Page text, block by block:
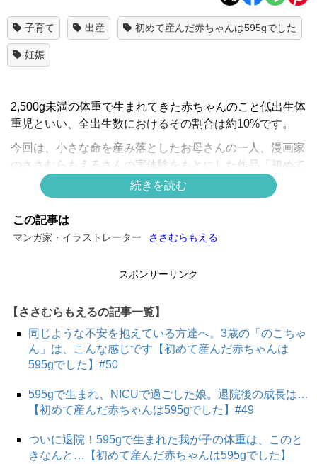
子育て 出産 初めて産んだ赤ちゃんは595gでした
妊娠
2,500g未満の体重で生まれてきた赤ちゃんのこと低出生体
重児といい、全出生数におけるその割合は約10%です。
今回は、小さな命を産み落としたお母さんの一人、漫画家
のささむらもえるさんの実体験をもとにした作品「初めて
産んだ赤ちゃんは595gでした」をお送りします。
続きを読む
この記事は
マンガ家・イラストレーター ささむらもえる
スポンサーリンク
【ささむらもえるの記事一覧】
同じような不安を抱えている方達へ。3歳の「のこちゃ
ん」は、こんな感じです【初めて産んだ赤ちゃんは
595gでした】#50
595gで生まれ、NICUで過ごした娘。退院後の成長は…
【初めて産んだ赤ちゃんは595gでした】#49
ついに退院！595gで生まれた我が子の体重は、このと
きなんと…【初めて産んだ赤ちゃんは595gでした】